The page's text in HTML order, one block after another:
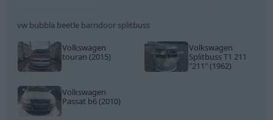
vw bubbla beetle barndoor splitbuss
Volkswagen
touran (2015)
Volkswagen
Splitbuss T1 211
"211"(1962)
Volkswagen
Passat b6 (2010)